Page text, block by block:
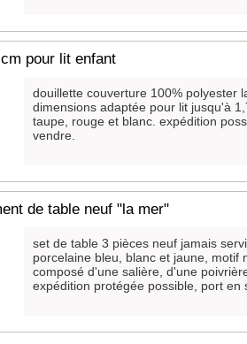
pour lit enfant
douillette couverture 100% polyester
dimensions adaptée pour lit jusqu'à
taupe, rouge et blanc. expédition
vendre.
de table neuf "la mer"
set de table 3 pièces neuf jamais
porcelaine bleu, blanc et jaune, motif
composé d'une salière, d'une
expédition protégée possible, port en